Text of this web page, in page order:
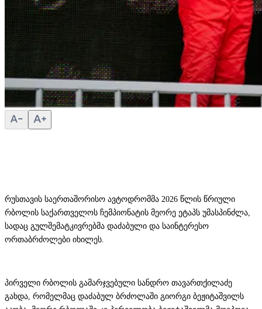
რუსთავის საერთაშორისო ავტოდრომმა 2026 წლის წრიული
რბოლის საქართველოს ჩემპიონატის მეორე ეტაპს უმასპინძლა,
სადაც გულშემატკივრებმა დაძაბული და საინტერესო
ორთაბრძოლები იხილეს.
პირველი რბოლის გამარჯვებული სანდრო თავართქილაძე
გახდა, რომელმაც დაძაბულ ბრძოლაში გიორგი ბეჟიტაშვილს